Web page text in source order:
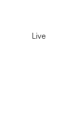
Live